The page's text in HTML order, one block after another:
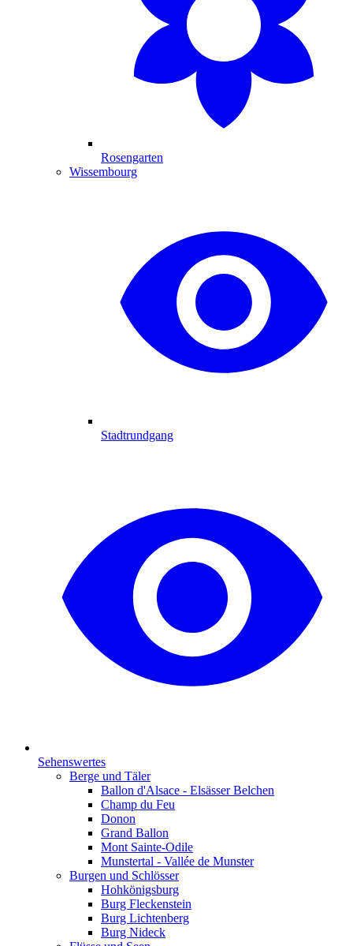
Rosengarten
Wissembourg
Stadtrundgang
Sehenswertes
Berge und Täler
Ballon d'Alsace - Elsässer Belchen
Champ du Feu
Donon
Grand Ballon
Mont Sainte-Odile
Munstertal - Vallée de Munster
Burgen und Schlösser
Hohkönigsburg
Burg Fleckenstein
Burg Lichtenberg
Burg Nideck